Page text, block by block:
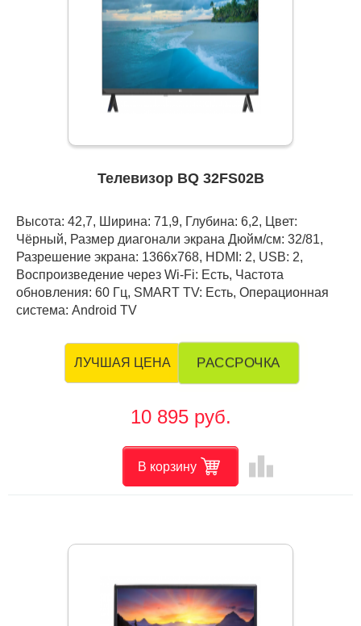
Телевизор BQ 32FS02B
Высота: 42,7, Ширина: 71,9, Глубина: 6,2, Цвет:
Чёрный, Размер диагонали экрана Дюйм/см: 32/81,
Разрешение экрана: 1366x768, HDMI: 2, USB: 2,
Воспроизведение через Wi-Fi: Есть, Частота
обновления: 60 Гц, SMART TV: Есть, Операционная
система: Android TV
ЛУЧШАЯ ЦЕНА РАССРОЧКА
10 895 руб.
В корзину leaderboard